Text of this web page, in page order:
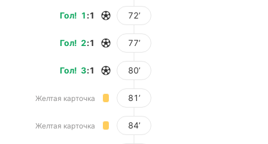
Гол! 1 :1 72’
Гол! 2:1 77’
Гол! 3:1 80’
Желтая карточка 81’
Желтая карточка 84’